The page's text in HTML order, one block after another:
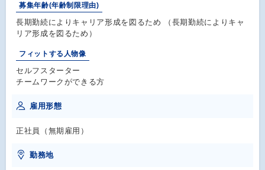
募集年齢(年齢制限理由)
長期勤続によりキャリア形成を図るため （長期勤続によりキャ
リア形成を図るため）
フィットする人物像
セルフスターター
チームワークができる方
雇用形態
正社員（無期雇用）
勤務地